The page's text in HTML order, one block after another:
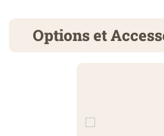
Options et